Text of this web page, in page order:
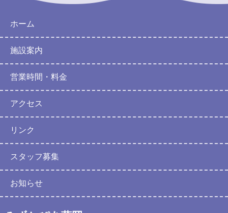
ホーム
施設案内
営業時間・料金
アクセス
リンク
スタッフ募集
お知らせ